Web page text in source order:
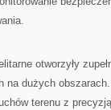
otworzyły
na dużych
terenu z